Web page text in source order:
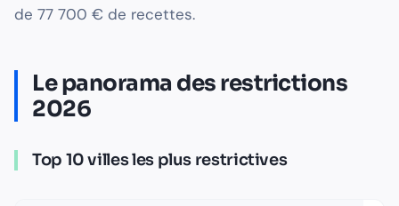
de 77 700 € de recettes.
Le panorama des restrictions
2026
Top 10 villes les plus restrictives